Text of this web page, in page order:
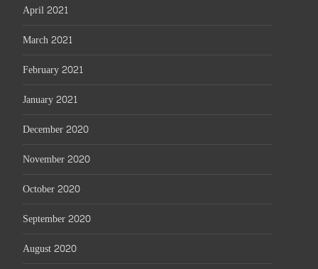
April 2021
March 2021
February 2021
January 2021
December 2020
November 2020
October 2020
September 2020
August 2020